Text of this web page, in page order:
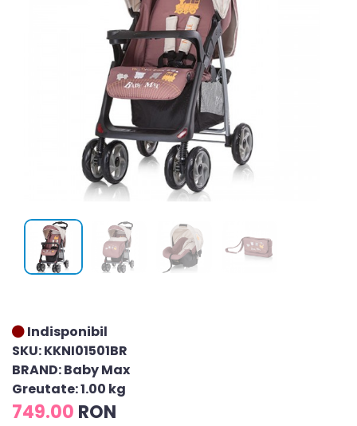
Indisponibil
SKU: KKNI01501BR
BRAND: Baby Max
Greutate: 1.00 kg
749.00 RON